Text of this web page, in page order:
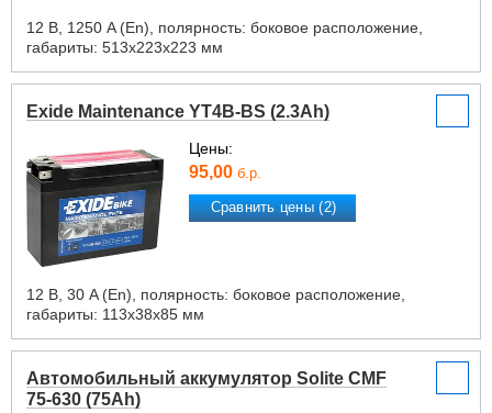
12 В, 1250 A (En), полярность: боковое расположение,
габариты: 513х223х223 мм
Exide Maintenance YT4B-BS (2.3Ah)
Цены:
95,00 б.р.
Сравнить цены (2)
12 В, 30 A (En), полярность: боковое расположение,
габариты: 113х38х85 мм
Автомобильный аккумулятор Solite CMF
75-630 (75Ah)